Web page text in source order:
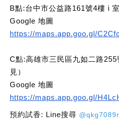
B點:台中市公益路161號4樓 i
Google 地圖
https://maps.app.goo.gl/
C點:高雄市三民區九如二路
見）
Google 地圖
https://maps.app.goo.gl/
預約試香: Line搜尋 @qkg7089r